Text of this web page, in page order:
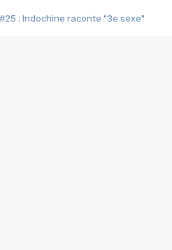
#25 : Indochine raconte "3e sexe"